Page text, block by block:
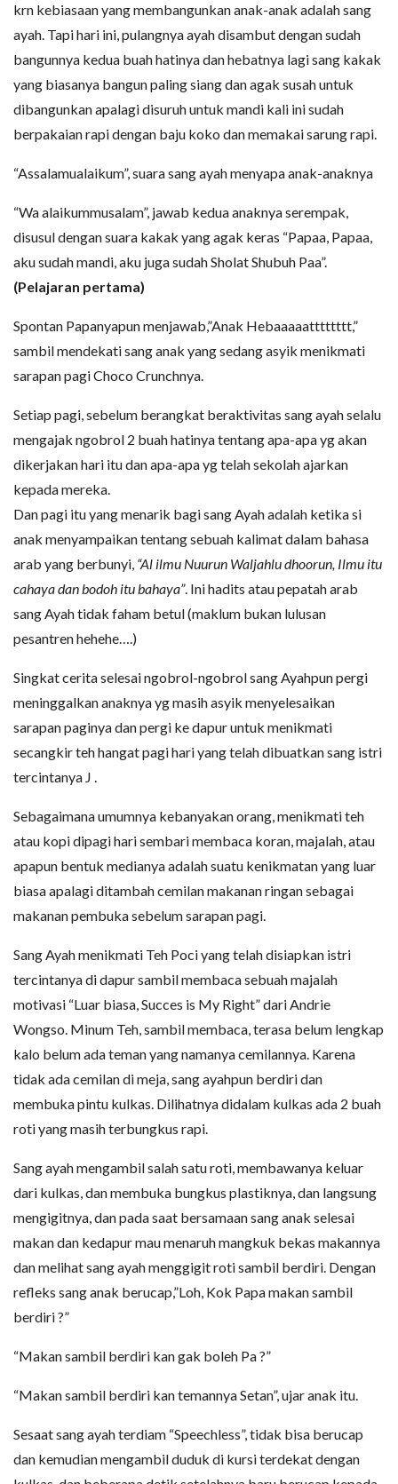
krn kebiasaan yang membangunkan anak-anak adalah sang
ayah. Tapi hari ini, pulangnya ayah disambut dengan sudah
bangunnya kedua buah hatinya dan hebatnya lagi sang kakak
yang biasanya bangun paling siang dan agak susah untuk
dibangunkan apalagi disuruh untuk mandi kali ini sudah
berpakaian rapi dengan baju koko dan memakai sarung rapi.
“Assalamualaikum”, suara sang ayah menyapa anak-anaknya
“Wa alaikummusalam”, jawab kedua anaknya serempak,
disusul dengan suara kakak yang agak keras “Papaa, Papaa,
aku sudah mandi, aku juga sudah Sholat Shubuh Paa”.
(Pelajaran pertama)
Spontan Papanyapun menjawab,”Anak Hebaaaaatttttttt,”
sambil mendekati sang anak yang sedang asyik menikmati
sarapan pagi Choco Crunchnya.
Setiap pagi, sebelum berangkat beraktivitas sang ayah selalu
mengajak ngobrol 2 buah hatinya tentang apa-apa yg akan
dikerjakan hari itu dan apa-apa yg telah sekolah ajarkan
kepada mereka.
Dan pagi itu yang menarik bagi sang Ayah adalah ketika si
anak menyampaikan tentang sebuah kalimat dalam bahasa
arab yang berbunyi, “Al ilmu Nuurun Waljahlu dhoorun, Ilmu itu
cahaya dan bodoh itu bahaya”. Ini hadits atau pepatah arab
sang Ayah tidak faham betul (maklum bukan lulusan
pesantren hehehe….)
Singkat cerita selesai ngobrol-ngobrol sang Ayahpun pergi
meninggalkan anaknya yg masih asyik menyelesaikan
sarapan paginya dan pergi ke dapur untuk menikmati
secangkir teh hangat pagi hari yang telah dibuatkan sang istri
tercintanya J .
Sebagaimana umumnya kebanyakan orang, menikmati teh
atau kopi dipagi hari sembari membaca koran, majalah, atau
apapun bentuk medianya adalah suatu kenikmatan yang luar
biasa apalagi ditambah cemilan makanan ringan sebagai
makanan pembuka sebelum sarapan pagi.
Sang Ayah menikmati Teh Poci yang telah disiapkan istri
tercintanya di dapur sambil membaca sebuah majalah
motivasi “Luar biasa, Succes is My Right” dari Andrie
Wongso. Minum Teh, sambil membaca, terasa belum lengkap
kalo belum ada teman yang namanya cemilannya. Karena
tidak ada cemilan di meja, sang ayahpun berdiri dan
membuka pintu kulkas. Dilihatnya didalam kulkas ada 2 buah
roti yang masih terbungkus rapi.
Sang ayah mengambil salah satu roti, membawanya keluar
dari kulkas, dan membuka bungkus plastiknya, dan langsung
mengigitnya, dan pada saat bersamaan sang anak selesai
makan dan kedapur mau menaruh mangkuk bekas makannya
dan melihat sang ayah menggigit roti sambil berdiri. Dengan
refleks sang anak berucap,”Loh, Kok Papa makan sambil
berdiri ?”
“Makan sambil berdiri kan gak boleh Pa ?”
“Makan sambil berdiri kan temannya Setan”, ujar anak itu.
Sesaat sang ayah terdiam “Speechless”, tidak bisa berucap
dan kemudian mengambil duduk di kursi terdekat dengan